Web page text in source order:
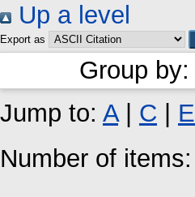
Up a level
Export as
Group by:
Jump to: A| C E
Number of items: